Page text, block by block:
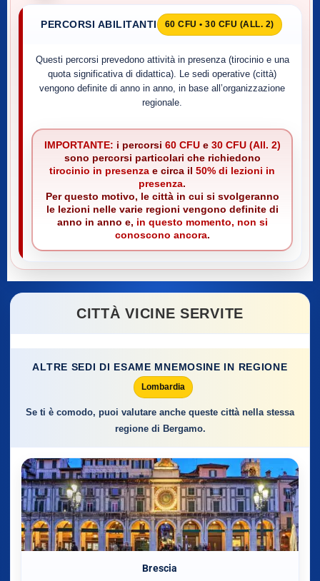
PERCORSI ABILITANTI 60 CFU • 30 CFU (ALL. 2)
Questi percorsi prevedono attività in presenza (tirocinio e una
quota significativa di didattica). Le sedi operative (città)
vengono definite di anno in anno, in base all’organizzazione
regionale.
IMPORTANTE: i percorsi 60 CFUe 30 CFU (All. 2)
sono percorsi particolari che richiedono
tirocinio in presenza e circa il 50% di lezioni in
presenza.
Per questo motivo, le città in cui si svolgeranno
le lezioni nelle varie regioni vengono definite di
anno in anno e, in questo momento, non si
conoscono ancora.
CITTÀ VICINE SERVITE
ALTRE SEDI DI ESAME MNEMOSINE IN REGIONE
Lombardia
Se ti è comodo, puoi valutare anche queste città nella stessa
regione di Bergamo.
Brescia